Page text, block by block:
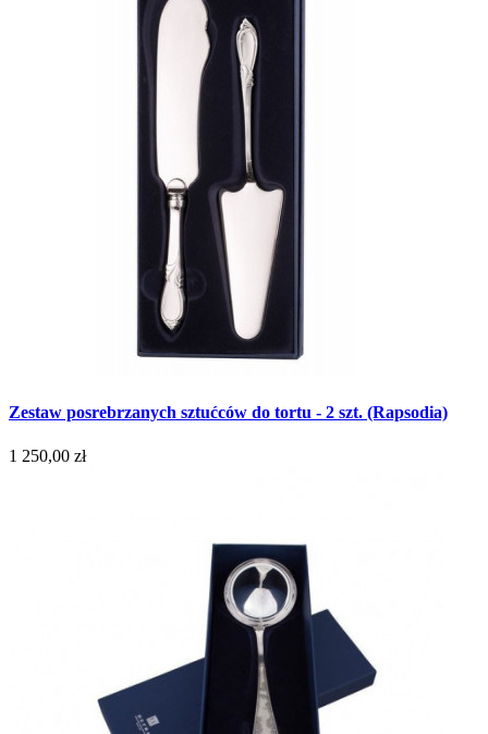
Zestaw posrebrzanych sztućców do tortu - 2 szt. (Rapsodia)
1 250,00 zł